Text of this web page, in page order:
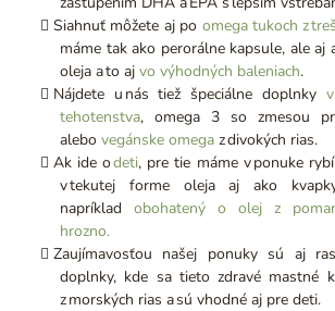
Siahnuť môžete aj po omega tukoch z
máme tak ako perorálne kapsule, ale
oleja a to aj vo výhodných baleniach.
Nájdete u nás tiež špeciálne doplnky
tehotenstva, omega 3 so zmesou
alebo vegánske omega z divokých rias.
Ak ide odeti, pre tie máme v ponuke
v tekutej forme oleja aj ako kvapky
napríklad obohatený o olej z
hrozno.
Zaujímavosťou našej ponuky sú aj
doplnky, kde sa tieto zdravé mastné
z morských rias a sú vhodné aj pre deti.